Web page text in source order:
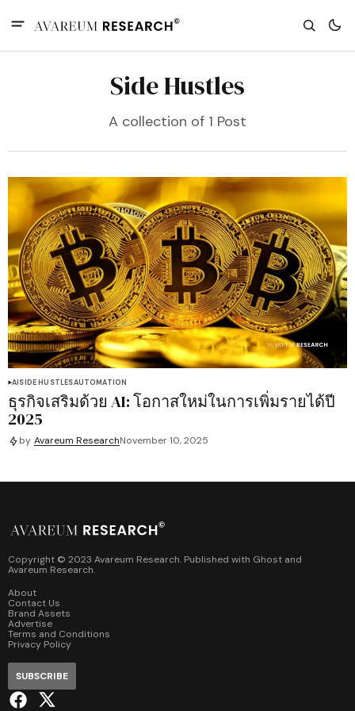
Side Hustles
A collection of 1 Post
AISIDE HUSTLESAUTOMATION
ธุรกิจเสริมด้วย AI: โอกาสใหม่ในการเพิ่มรายได้ปี
2025
by Avareum ResearchNovember 10, 2025
Copyright © 2023 Avareum Research. Published with Ghost and
Avareum Research.
About
Contact Us
Brand Assets
Advertise
Terms and Conditions
Privacy Policy
SUBSCRIBE